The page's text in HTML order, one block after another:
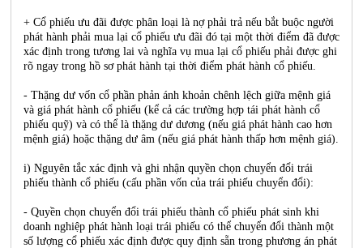
+ Cổ phiếu ưu đãi được phân loại là nợ phải trả nếu bắt buộc người
phát hành phải mua lại cổ phiếu ưu đãi đó tại một thời điểm đã được
xác định trong tương lai và nghĩa vụ mua lại cổ phiếu phải được ghi
rõ ngay trong hồ sơ phát hành tại thời điểm phát hành cổ phiếu.
- Thặng dư vốn cổ phần phản ánh khoản chênh lệch giữa mệnh giá
và giá phát hành cổ phiếu (kể cả các trường hợp tái phát hành cổ
phiếu quỹ) và có thể là thặng dư dương (nếu giá phát hành cao hơn
mệnh giá) hoặc thặng dư âm (nếu giá phát hành thấp hơn mệnh giá).
i) Nguyên tắc xác định và ghi nhận quyền chọn chuyển đổi trái
phiếu thành cổ phiếu (cấu phần vốn của trái phiếu chuyển đổi):
- Quyền chọn chuyển đổi trái phiếu thành cổ phiếu phát sinh khi
doanh nghiệp phát hành loại trái phiếu có thể chuyển đổi thành một
số lượng cổ phiếu xác định được quy định sẵn trong phương án phát